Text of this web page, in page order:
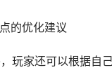
的优化建议
玩家还可以根据自